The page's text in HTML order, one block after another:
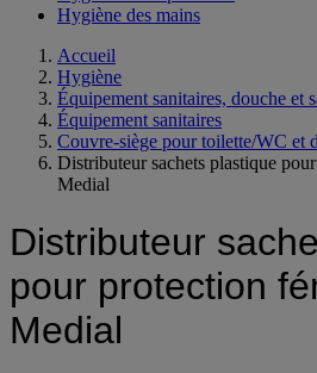
Hygiène de la personne
Accueil
Hygiène
Équipement sanitaires, douche et
Équipement sanitaires
Couvre-siège pour toilette/WC et
Distributeur sachets plastique
Distributeur
pour protection
Medial